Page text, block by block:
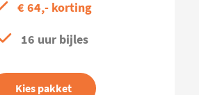
€ 64,- korting
16 uur bijles
Kies pakket